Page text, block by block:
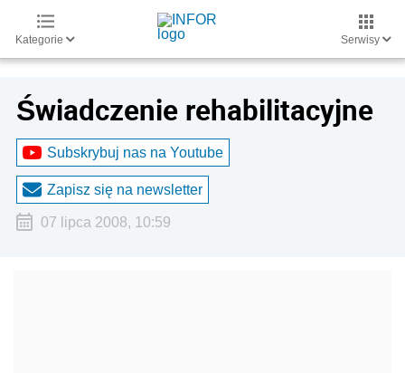
Kategorie Serwisy
Świadczenie rehabilitacyjne
Subskrybuj nas na Youtube
Zapisz się na newsletter
07 lipca 2008, 10:59